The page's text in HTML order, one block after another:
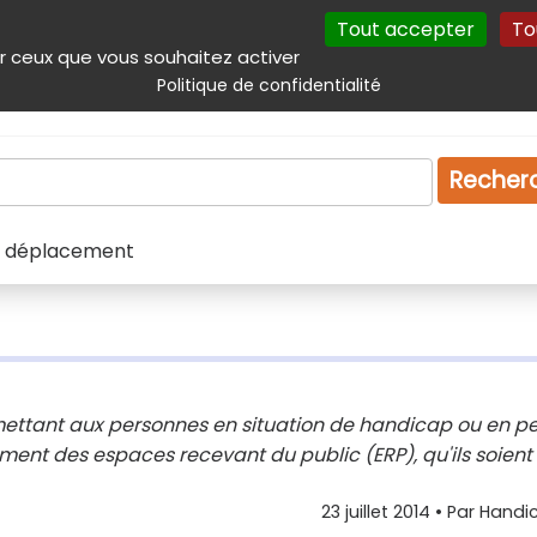
que vous souhaitez activer
Tout accepter
Politique de confidentialité
Autres services Plan du site
Produits & services Emploi Droit
déplacement
aux personnes en situation de handicap ou en
des espaces recevant du public (ERP), qu'ils soient
23 juillet 2014 • Par